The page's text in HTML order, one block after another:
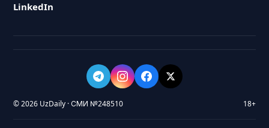
LinkedIn
© 2026 UzDaily · СМИ №248510 18+